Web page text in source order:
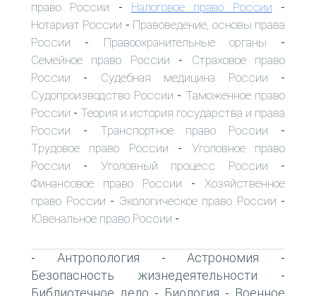
право России - Налоговое право России -
Нотариат России - Правоведение, основы права
России - Правоохранительные органы -
Семейное право России - Страховое право
России - Судебная медицина России -
Судопроизводство России - Таможенное право
России - Теория и история государства и права
России - Транспортное право России -
Трудовое право России - Уголовное право
России - Уголовный процесс России -
Финансовое право России - Хозяйственное
право России - Экологическое право России -
Ювенальное право России -
- Антропология -Астрономия -
Безопасность жизнедеятельности -
Библиотечное дело Биология
Военное